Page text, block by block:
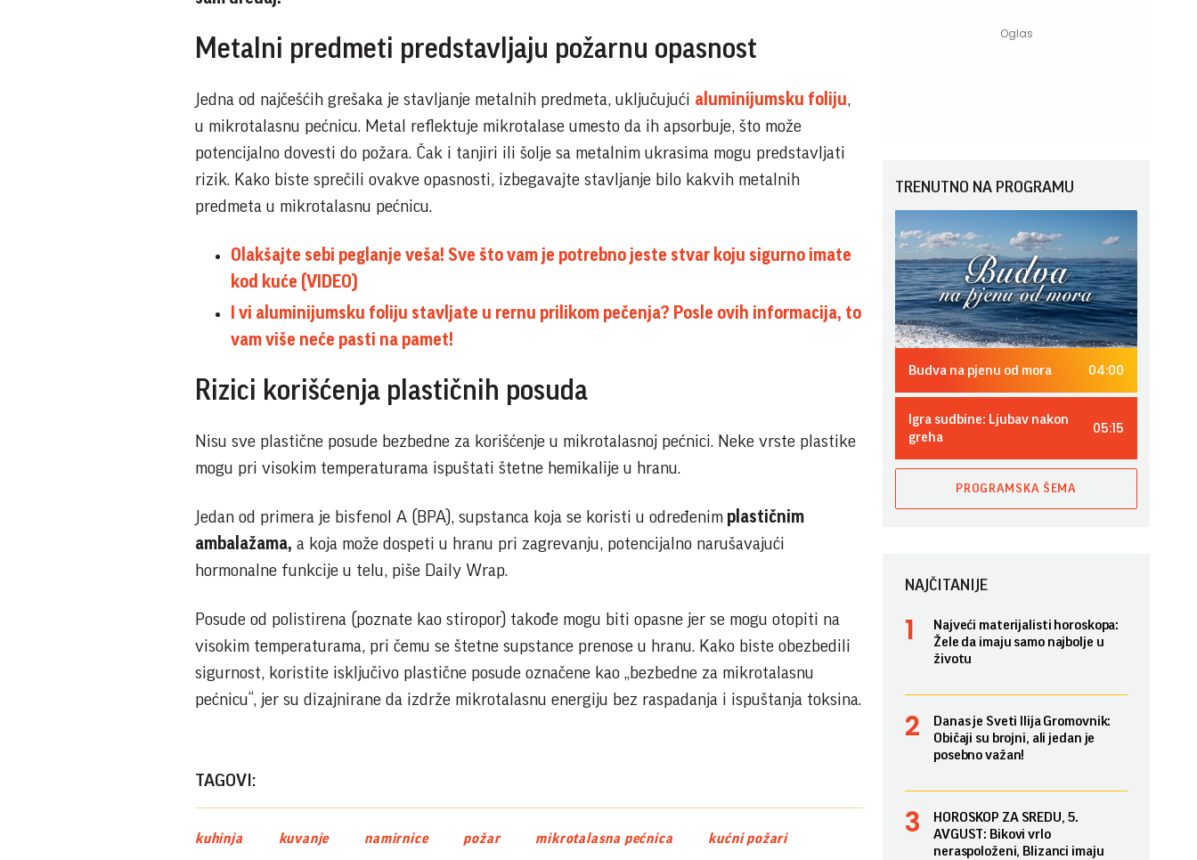
Metalni predmeti predstavljaju požarnu opasnost
Jedna od najčešćih grešaka je stavljanje metalnih predmeta, uključujući aluminijumsku foliju,
u mikrotalasnu pećnicu. Metal reflektuje mikrotalase umesto da ih apsorbuje, što može
potencijalno dovesti do požara. Čak i tanjiri ili šolje sa metalnim ukrasima mogu predstavljati
rizik. Kako biste sprečili ovakve opasnosti, izbegavajte stavljanje bilo kakvih metalnih
predmeta u mikrotalasnu pećnicu.
Olakšajte sebi peglanje veša! Sve što vam je potrebno jeste stvar koju sigurno imate
kod kuće (VIDEO)
I vi aluminijumsku foliju stavljate u rernu prilikom pečenja? Posle ovih informacija, to
vam više neće pasti na pamet!
Rizici korišćenja plastičnih posuda
Nisu sve plastične posude bezbedne za korišćenje u mikrotalasnoj pećnici. Neke vrste plastike
mogu pri visokim temperaturama ispuštati štetne hemikalije u hranu.
Jedan od primera je bisfenol A (BPA), supstanca koja se koristi u određenim plastičnim
ambalažama, a koja može dospeti u hranu pri zagrevanju, potencijalno narušavajući
hormonalne funkcije u telu, piše Daily Wrap.
Posude od polistirena (poznate kao stiropor) takođe mogu biti opasne jer se mogu otopiti na
visokim temperaturama, pri čemu se štetne supstance prenose u hranu. Kako biste obezbedili
sigurnost, koristite isključivo plastične posude označene kao „bezbedne za mikrotalasnu
pećnicu“, jer su dizajnirane da izdrže mikrotalasnu energiju bez raspadanja i ispuštanja toksina.
TAGOVI:
kuhinja kuvanje namirnice požar mikrotalasna pećnica kućni požari
TRENUTNO NA PROGRAMU
Budva na pjenu od mora 04:00
Igra sudbine: Ljubav nakon
greha
05:15
PROGRAMSKA ŠEMA
NAJČITANIJE
Najveći materijalisti horoskopa:
Žele da imaju samo najbolje u
životu
Danas je Sveti Ilija Gromovnik:
Običaji su brojni, ali jedan je
posebno važan!
HOROSKOP ZA SREDU, 5.
AVGUST: Bikovi vrlo
neraspoloženi, Blizanci imaju